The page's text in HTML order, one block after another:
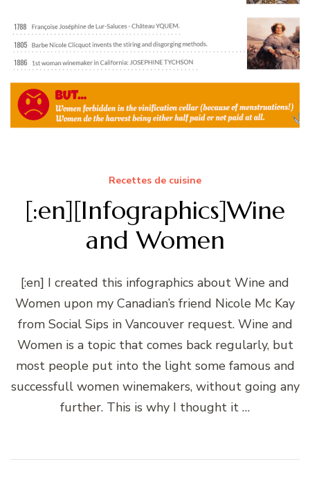
Recettes de cuisine
[:en][Infographics]Wine
and Women
[:en] I created this infographics about Wine and
Women upon my Canadian’s friend Nicole Mc Kay
from Social Sips in Vancouver request. Wine and
Women is a topic that comes back regularly, but
most people put into the light some famous and
successfull women winemakers, without going any
further. This is why I thought it …